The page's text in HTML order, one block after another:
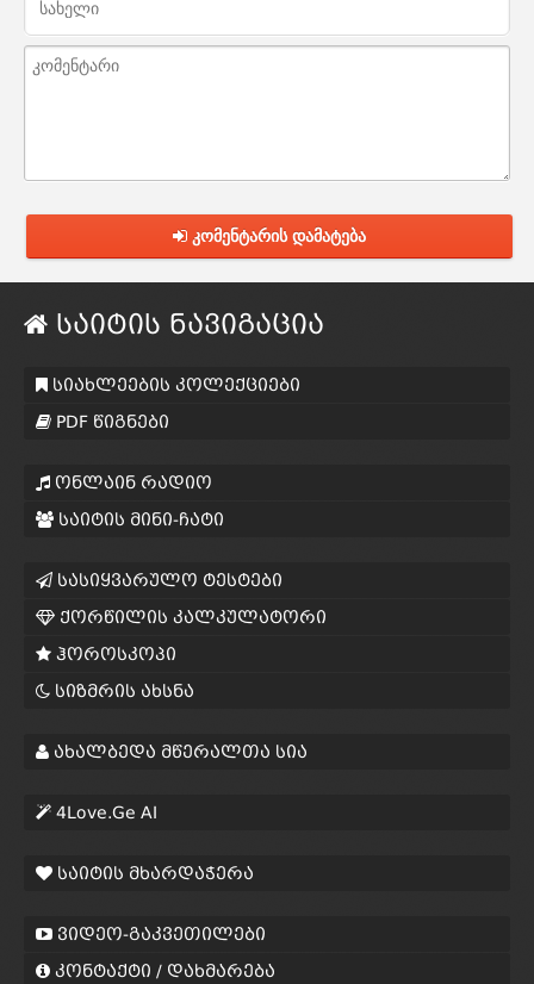
კომენტარის დამატება
საიტის ნავიგაცია
სიახლეების კოლექციები
PDF წიგნები
ონლაინ რადიო
საიტის მინი-ჩატი
სასიყვარულო ტესტები
ქორწილის კალკულატორი
ჰოროსკოპი
სიზმრის ახსნა
ახალბედა მწერალთა სია
4Love.Ge AI
საიტის მხარდაჭერა
ვიდეო-გაკვეთილები
კონტაქტი / დახმარება